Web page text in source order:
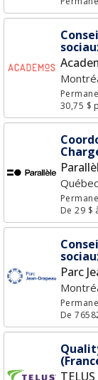
30,75 $
Québec
De 29 $
Parc
De